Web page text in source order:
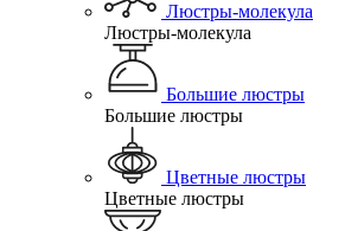
Люстры-молекула
Люстры-молекула
Большие люстры
Большие люстры
Цветные люстры
Цветные люстры